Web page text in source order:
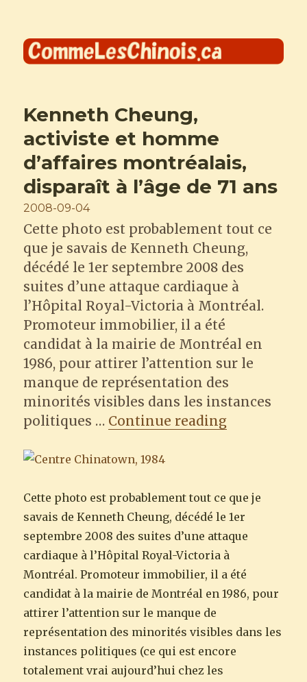
Comme les Chinois
Kenneth Cheung,
activiste et homme
d’affaires montréalais,
disparaît à l’âge de 71 ans
Posted
on
2008-09-04
Cette photo est probablement tout ce
que je savais de Kenneth Cheung,
décédé le 1er septembre 2008 des
suites d’une attaque cardiaque à
l’Hôpital Royal-Victoria à Montréal.
Promoteur immobilier, il a été
candidat à la mairie de Montréal en
1986, pour attirer l’attention sur le
manque de représentation des
minorités visibles dans les instances
politiques … Continue reading“Kenneth
Cette photo est probablement tout ce que je
savais de Kenneth Cheung, décédé le 1er
septembre 2008 des suites d’une attaque
cardiaque à l’Hôpital Royal-Victoria à
Montréal. Promoteur immobilier, il a été
candidat à la mairie de Montréal en 1986, pour
attirer l’attention sur le manque de
représentation des minorités visibles dans les
instances politiques (ce qui est encore
totalement vrai aujourd’hui chez les